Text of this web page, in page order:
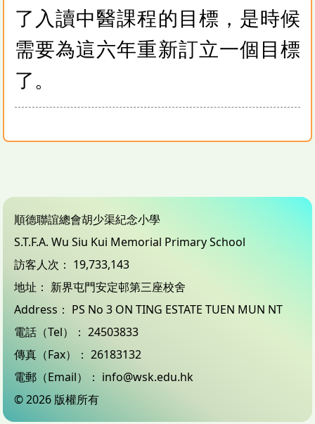
了入讀中醫課程的目標，是時候
需要為這六年重新訂立一個目標
了。
順德聯誼總會胡少渠紀念小學
S.T.F.A. Wu Siu Kui Memorial Primary School
訪客人次： 19,733,143
地址： 新界屯門安定邨第三座校舍
Address： PS No 3 ON TING ESTATE TUEN MUN NT
電話（Tel）： 24503833
傳真（Fax）： 26183132
電郵（Email）： info@wsk.edu.hk
© 2026 版權所有